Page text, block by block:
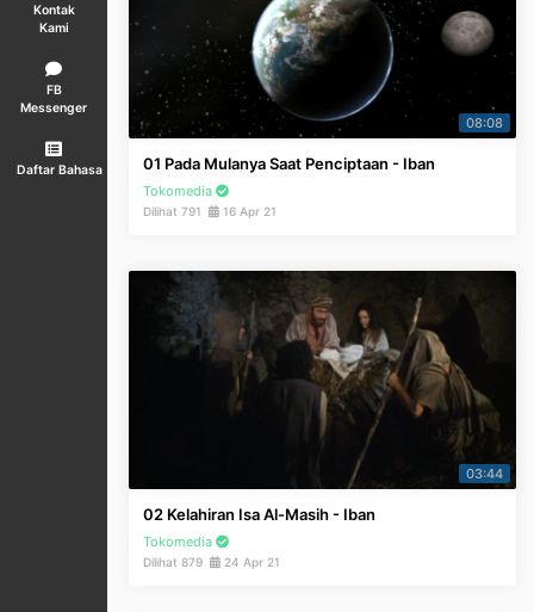
Kontak
Kami
FB
Messenger
Daftar Bahasa
08:08
01 Pada Mulanya Saat Penciptaan - Iban
Tokomedia
Dilihat 791 16 Apr 21
03:44
02 Kelahiran Isa Al-Masih - Iban
Tokomedia
Dilihat 879 24 Apr 21